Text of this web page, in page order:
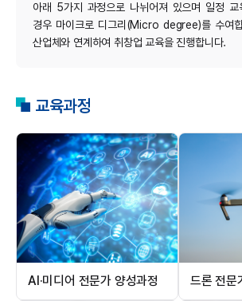
아래 5가지 과정으로 나뉘어져 있으며 일정 교
경우 마이크로 디그리(Micro degree)를 수여
산업체와 연계하여 취창업 교육을 진행합니다.
교육과정
AI·미디어 전문가 양성과정 드론 전문